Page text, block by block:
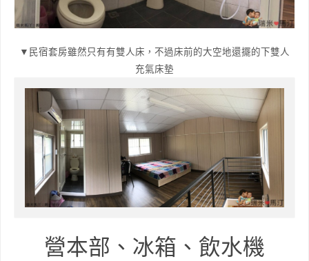
▼民宿套房雖然只有有雙人床，不過床前的大空地還擺的下雙人
充氣床墊
營本部、冰箱、飲水機